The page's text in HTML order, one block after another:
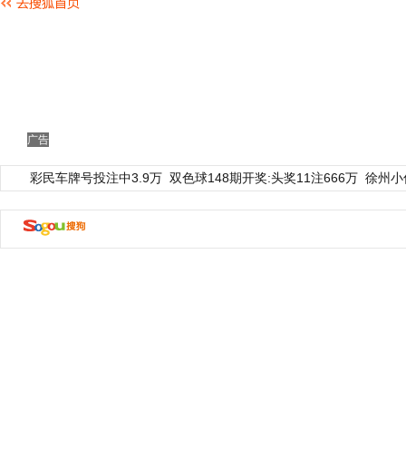
广告
彩民车牌号投注中3.9万 双色球148期开奖:头奖11注666万 徐州